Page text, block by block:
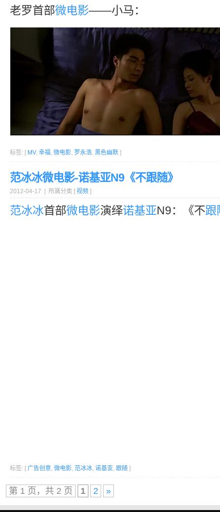
老罗首部微电影——小马：
标签: [ MV, 幸福, 微电影, 罗永浩, 黑色幽默 ]
范冰冰微电影-诺基亚N9《不跟随》
2012-04-17 | 所属分类 [ 视频 ]
范冰冰首部微电影演绎诺基亚N9：《不跟
标签: [ 广告创意, 微电影, 范冰冰, 诺基亚, 跟随 ]
第 1 页，共 2 页 1 2 »